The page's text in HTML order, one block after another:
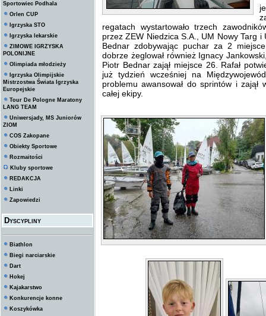
Sportowiec Podhala
Orlen CUP
Igrzyska STO
Igrzyska lekarskie
ZIMOWE IGRZYSKA
POLONIJNE
Olimpiada młodzieży
Igrzyska Olimpijskie
Mistrzostwa Świata Igrzyska
Europejskie
Tour De Pologne Maratony
LANG TEAM
Uniwersjady, MS Juniorów
ZIOM
COS Zakopane
Obiekty Sportowe
Rozmaitości
Kluby sportowe
REDAKCJA
Linki
Zapowiedzi
Dyscypliny
Biathlon
Biegi narciarskie
Dart
Hokej
Kajakarstwo
Konkurencje konne
Koszykówka
regatach wystartowało trzech
przez ZEW Niedzica S.A., UM Nowy Targ i
Bednar zdobywając puchar za 2
dobrze żeglował również Ignacy
Piotr Bednar zajął miejsce 26. Rafał
już tydzień wcześniej na
problemu awansował do sprintów i
całej ekipy.